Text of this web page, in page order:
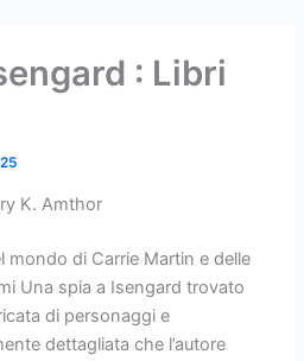
: Libri
K. Amthor
mondo di Carrie Martin e delle
Una spia a Isengard trovato
di personaggi e
dettagliata che l’autore